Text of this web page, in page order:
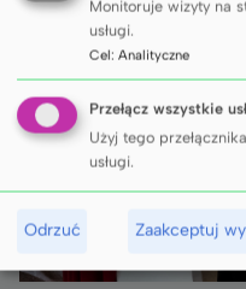
Monitoruje wizyty na
usługi.
Cel: Analityczne
Przełącz wszystkie
Użyj tego
usługi.
Odrzuć Zaakceptuj